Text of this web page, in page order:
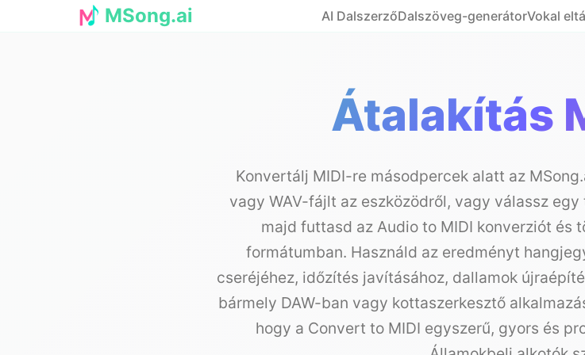
MSong.ai AI DalszerzőDalszöveg-generátorVokal
Átalakítás
Konvertálj MIDI-re másodpercek alatt az
vagy WAV-fájlt az eszközödről, vagy válassz
majd futtasd az Audio to MIDI konverziót és
formátumban. Használd az eredményt
cseréjéhez, időzítés javításához, dallamok
bármely DAW-ban vagy kottaszerkesztő
hogy a Convert to MIDI egyszerű, gyors és